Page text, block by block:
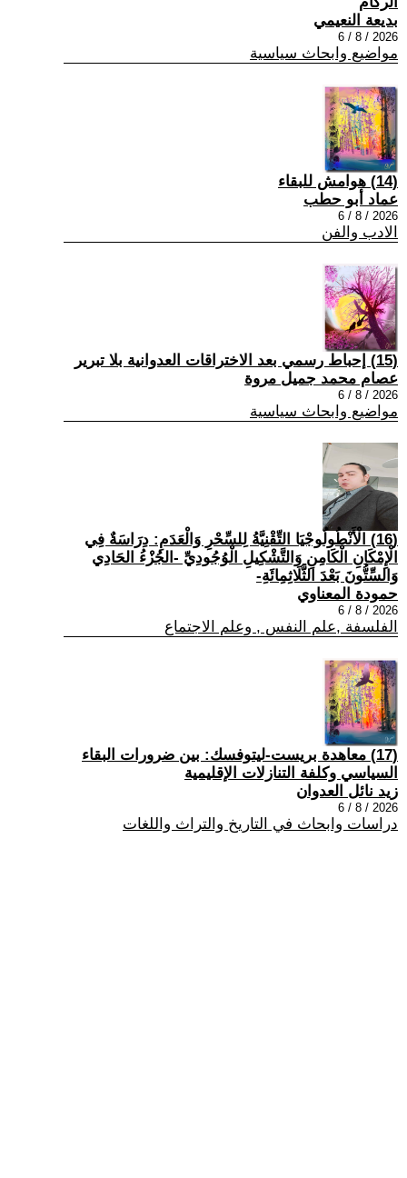
بديعة النعيمي
2026 / 8 / 6
مواضيع وابحاث سياسية
(14) هوامش للبقاء
عماد أبو حطب
2026 / 8 / 6
الادب والفن
(15) إحباط رسمي بعد الاختراقات العدوانية بلا تبرير
عصام محمد جميل مروة
2026 / 8 / 6
مواضيع وابحاث سياسية
(16) الْأَنْطُولُوجْيَا التِّقْنِيَّةُ لِلسِّحْرِ وَالْعَدَمِ: دِرَاسَةٌ فِي
الْإِمْكَانِ الْكَامِنِ وَالتَّشْكِيلِ الْوُجُودِيِّ -الجُزْءُ الحَادِي
وَالسِّتُّونَ بَعْدَ الثَّلَاثِمِائَةِ-
حمودة المعناوي
2026 / 8 / 6
الفلسفة ,علم النفس , وعلم الاجتماع
(17) معاهدة بريست-ليتوفسك: بين ضرورات البقاء
السياسي وكلفة التنازلات الإقليمية
زيد نائل العدوان
2026 / 8 / 6
دراسات وابحاث في التاريخ والتراث واللغات